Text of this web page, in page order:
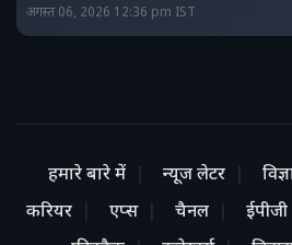
अगस्त 06, 2026 12:36 pm IST
हमारे बारे में न्यूज लेटर
करियर
एप्स चैनल ईपीजी